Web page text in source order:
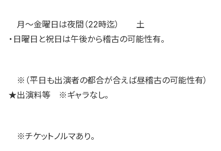
月〜金曜日は夜間（22時迄） 土
・日曜日と祝日は午後から稽古の可能性有。
※（平日も出演者の都合が合えば昼稽古の可能性有）
★出演料等 ※ギャラなし。
※チケットノルマあり。